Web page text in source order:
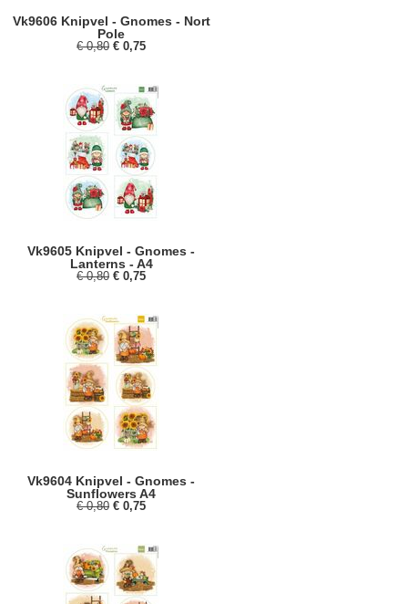
Vk9606 Knipvel - Gnomes - Nort
Pole
€ 0,80 € 0,75
Vk9605 Knipvel - Gnomes -
Lanterns - A4
€ 0,80 € 0,75
Vk9604 Knipvel - Gnomes -
Sunflowers A4
€ 0,80 € 0,75